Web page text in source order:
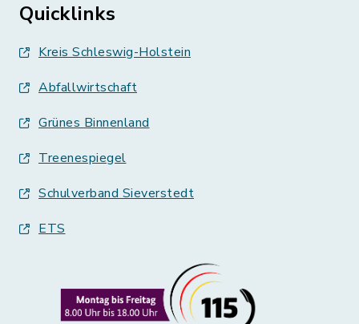
Quicklinks
Kreis Schleswig-Holstein
Abfallwirtschaft
Grünes Binnenland
Treenespiegel
Schulverband Sieverstedt
ETS